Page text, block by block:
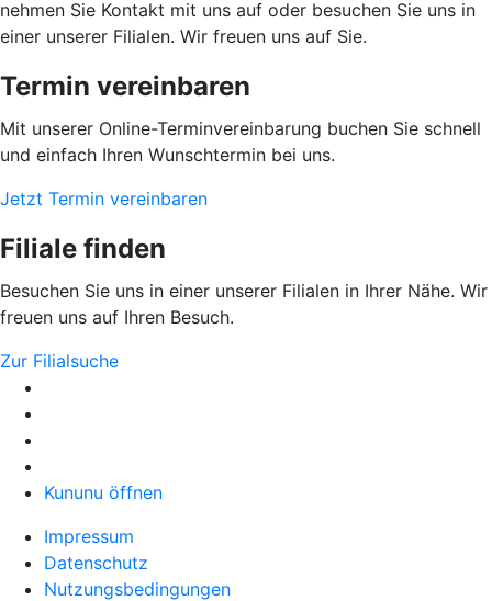
nehmen Sie Kontakt mit uns auf oder besuchen Sie uns in
einer unserer Filialen. Wir freuen uns auf Sie.
Termin vereinbaren
Mit unserer Online-Terminvereinbarung buchen Sie schnell
und einfach Ihren Wunschtermin bei uns.
Jetzt Termin vereinbaren
Filiale finden
Besuchen Sie uns in einer unserer Filialen in Ihrer Nähe. Wir
freuen uns auf Ihren Besuch.
Zur Filialsuche
Kununu öffnen
Impressum
Datenschutz
Nutzungsbedingungen